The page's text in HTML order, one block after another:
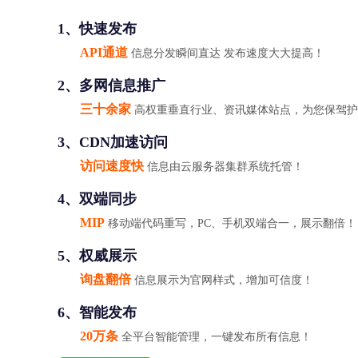
1、快速发布
API通道 信息分发瞬间直达 发布速度大大提高！
2、多网信息推广
三十余家 高权重垂直行业、资讯媒体站点，为您保驾
3、CDN加速访问
访问速度快 信息由云服务器集群系统托管！
4、双端同步
MIP 移动端代码重写，PC、手机双端合一，展示翻倍！
5、权威展示
询盘翻倍信息展示为官网样式，增加可信度！
6、智能发布
20万条 全平台智能管理，一键发布所有信息！